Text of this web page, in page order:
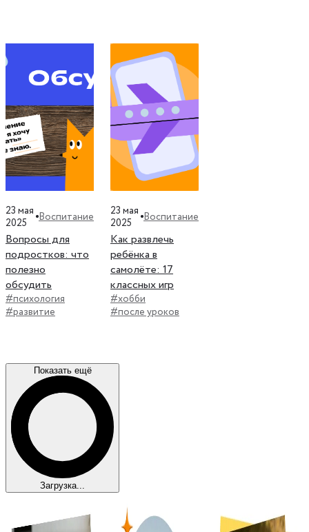
23 мая
2025
Воспитание
Вопросы для
подростков: что
полезно
обсудить
#психология
#развитие
23 мая
2025
Воспитание
Как развлечь
ребёнка в
самолёте: 17
классных игр
#хобби
#после уроков
Показать ещё
Загрузка...